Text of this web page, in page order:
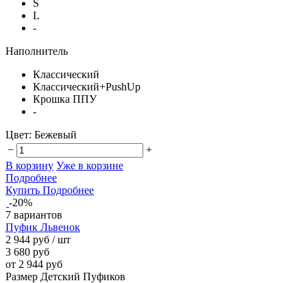
S
L
-
Наполнитель
Классический
Классический+PushUp
Крошка ППУ
-
Цвет: Бежевый
−
+
В корзину Уже в корзине
Подробнее
Купить Подробнее
-20%
7 вариантов
Пуфик Львенок
2 944 руб / шт
3 680 руб
от 2 944 руб
Размер Детский Пуфиков